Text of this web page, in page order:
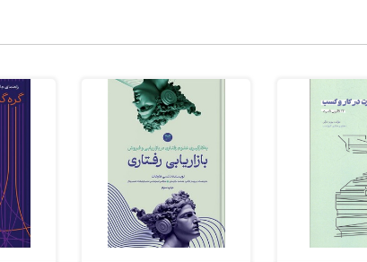
را در می نوردد چه چاره ای دارید؟
دست به کار شوید و به متخصصی زبده تبدیل شوید. تا پایان
شما است تا از آن بهره مند شوید؛ چون حاصل اندیشه ی
مشتری نوازی